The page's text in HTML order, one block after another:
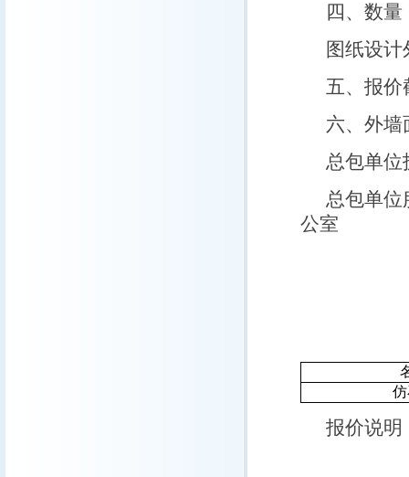
四、数量
图纸设
五、报价
六、外墙
总包单位
总包单位
公室
报价说明